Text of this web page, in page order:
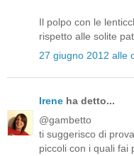
Il polpo con le
rispetto alle solite
27 giugno 2012 alle
Irene ha detto...
@gambetto
ti suggerisco di
piccoli con i quali fai